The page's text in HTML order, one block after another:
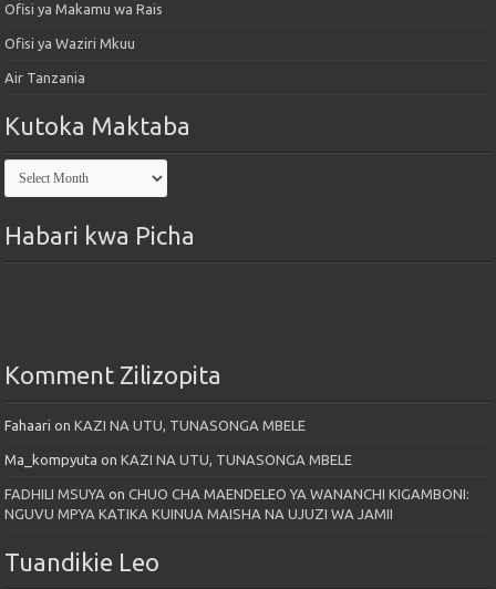
Ofisi ya Makamu wa Rais
Ofisi ya Waziri Mkuu
Air Tanzania
Kutoka Maktaba
Kutoka
Maktaba
Habari kwa Picha
Komment Zilizopita
Fahaari onKAZI NA UTU, TUNASONGA MBELE
Ma_kompyuta onKAZI NA UTU, TUNASONGA MBELE
FADHILI MSUYA onCHUO CHA MAENDELEO YA WANANCHI KIGAMBONI:
NGUVU MPYA KATIKA KUINUA MAISHA NA UJUZI WA JAMII
Tuandikie Leo